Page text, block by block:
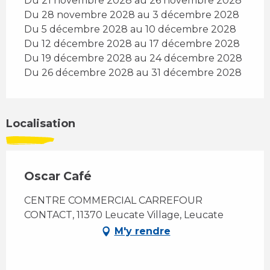
Du 28 novembre 2028 au 3 décembre 2028
Du 5 décembre 2028 au 10 décembre 2028
Du 12 décembre 2028 au 17 décembre 2028
Du 19 décembre 2028 au 24 décembre 2028
Du 26 décembre 2028 au 31 décembre 2028
Localisation
Oscar Café
CENTRE COMMERCIAL CARREFOUR
CONTACT, 11370 Leucate Village, Leucate
M'y rendre